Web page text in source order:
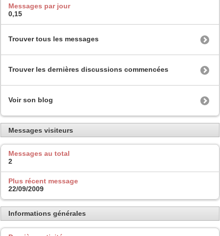
Messages par jour
0,15
Trouver tous les messages
Trouver les dernières discussions commencées
Voir son blog
Messages visiteurs
Messages au total
2
Plus récent message
22/09/2009
Informations générales